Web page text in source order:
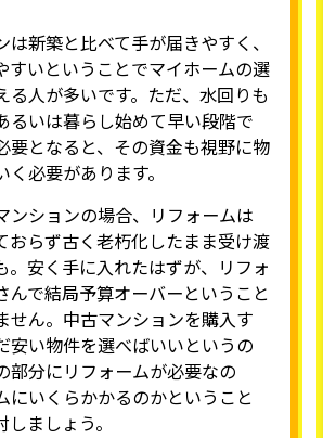
は新築と比べて手が届きやすく、
すいということでマイホームの選
る人が多いです。ただ、水回りも
るいは暮らし始めて早い段階で
要となると、その資金も視野に物
必要があります。
ンションの場合、リフォームは
おらず古く老朽化したまま受け渡
。安く手に入れたはずが、リフォ
んで結局予算オーバーということ
せん。中古マンションを購入す
安い物件を選べばいいというの
部分にリフォームが必要なの
にいくらかかるのかということ
ましょう。